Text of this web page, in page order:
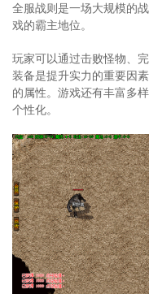
全服战则是一场大规模的
戏的霸主地位。
玩家可以通过击败怪物、
装备是提升实力的重要因
的属性。游戏还有丰富多
个性化。